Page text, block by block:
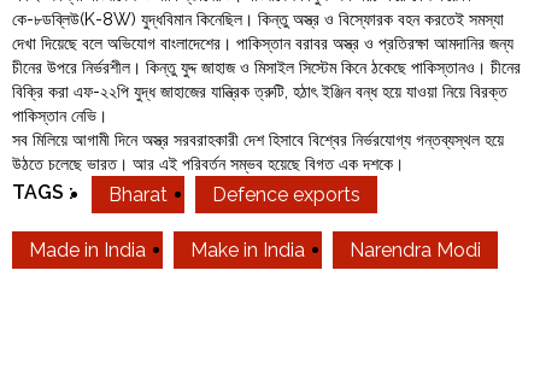
কে-৮ডব্লিউ(K-8W) যুদ্ধবিমান কিনেছিল। কিন্তু অস্ত্র ও বিস্ফোরক বহন করতেই সমস্যা
দেখা দিয়েছে বলে অভিযোগ বাংলাদেশের। পাকিস্তান বরাবর অস্ত্র ও প্রতিরক্ষা আমদানির জন্য
চীনের উপরে নির্ভরশীল। কিন্তু যুদ্দ জাহাজ ও মিসাইল সিস্টেম কিনে ঠকেছে পাকিস্তানও। চীনের
বিক্রি করা এফ-২২পি যুদ্ধ জাহাজের যান্ত্রিক ত্রুটি, হঠাৎ ইঞ্জিন বন্ধ হয়ে যাওয়া নিয়ে বিরক্ত
পাকিস্তান নেভি।
সব মিলিয়ে আগামী দিনে অস্ত্র সরবরাহকারী দেশ হিসাবে বিশ্বের নির্ভরযোগ্য গন্তব্যস্থল হয়ে
উঠতে চলেছে ভারত। আর এই পরিবর্তন সম্ভব হয়েছে বিগত এক দশকে।
TAGS : Bharat Defence exports
Made in India Make in India Narendra Modi